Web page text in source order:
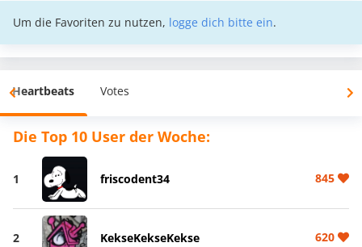
Um die Favoriten zu nutzen, logge dich bitte ein.
Heartbeats Votes
Die Top 10 User der Woche:
1 friscodent34 845
2 KekseKekseKekse 620